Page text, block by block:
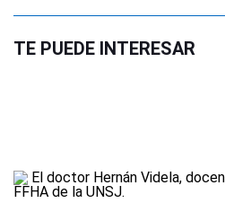
TE PUEDE INTERESAR